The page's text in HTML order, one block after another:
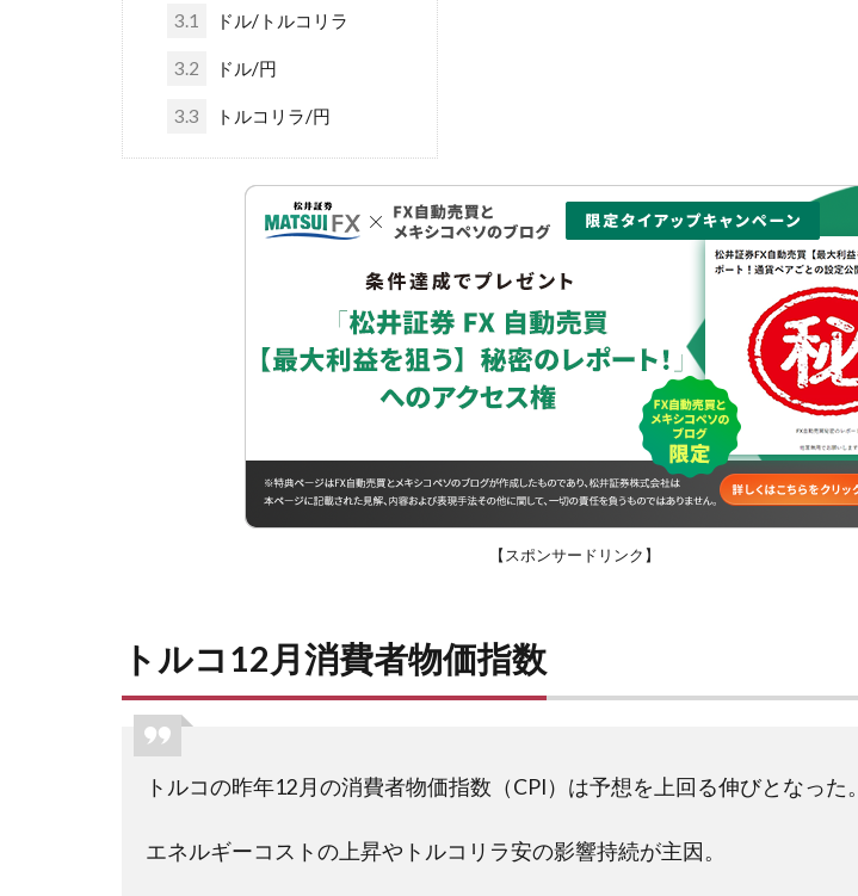
3.1 ドル/トルコリラ
3.2 ドル/円
3.3 トルコリラ/円
【スポンサードリンク】
トルコ12月消費者物価指数
トルコの昨年12月の消費者物価指数（CPI）は予想を上回る伸びとなった。
エネルギーコストの上昇やトルコリラ安の影響持続が主因。